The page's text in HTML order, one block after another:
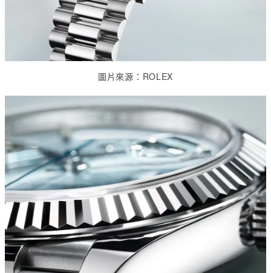
圖片來源： ROLEX